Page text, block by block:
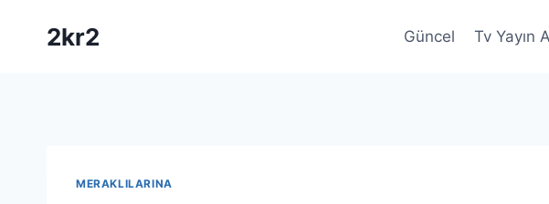
2kr2 Güncel Tv Yayın
MERAKLILARINA